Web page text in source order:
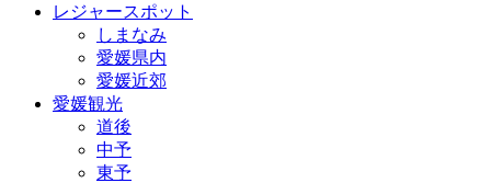
レジャースポット
しまなみ
愛媛県内
愛媛近郊
愛媛観光
道後
中予
東予